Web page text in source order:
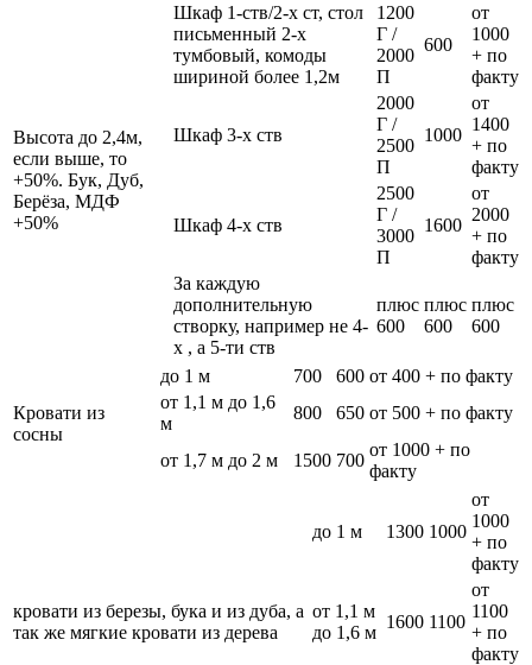
Высота до 2,4м,
если выше, то
+50%. Бук, Дуб,
Берёза, МДФ
+50%
Шкаф 1-ств/2-х ст, стол
письменный 2-х
тумбовый, комоды
шириной более 1,2м
1200
Г /
2000
П
600
от
1000
+ по
факту
Шкаф 3-х ств
2000
Г /
2500
П
1000
от
1400
+ по
факту
Шкаф 4-х ств
2500
Г /
3000
П
1600
от
2000
+ по
факту
За каждую
дополнительную
створку, например не 4-
х , а 5-ти ств
плюс
600
плюс
600
плюс
600
Кровати из
сосны
до 1 м 700 600 от 400 + по факту
от 1,1 м до 1,6
м
800 650 от 500 + по факту
от 1,7 м до 2 м 1500 700
от 1000 + по
факту
кровати из березы, бука и из дуба, а
так же мягкие кровати из дерева
до 1 м 1300 1000
от
1000
+ по
факту
от 1,1 м
до 1,6 м
1600 1100
от
1100
+ по
факту